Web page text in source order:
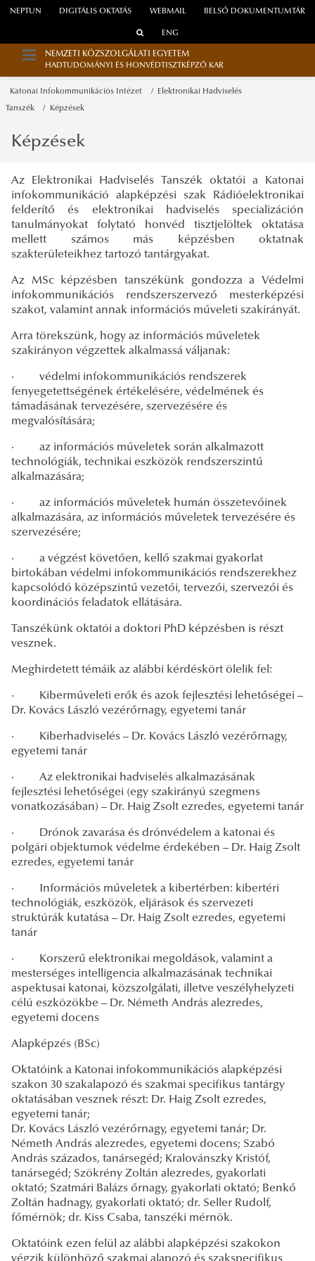
WEBMAIL
NEPTUN DIGITÁLIS OKTATÁS BELSŐ DOKUMENTUMTÁR
ENG
NEMZETI KÖZSZOLGÁLATI EGYETEM
HADTUDOMÁNYI ÉS HONVÉDTISZTKÉPZŐ KAR
Katonai Infokommunikációs Intézet Elektronikai Hadviselés
Tanszék Képzések
Képzések
Az Elektronikai Hadviselés Tanszék oktatói a Katonai
infokommunikáció alapképzési szak Rádióelektronikai
felderítő és elektronikai hadviselés specializáción
tanulmányokat folytató honvéd tisztjelöltek oktatása
mellett számos más képzésben oktatnak
szakterületeikhez tartozó tantárgyakat.
Az MSc képzésben tanszékünk gondozza a Védelmi
infokommunikációs rendszerszervező mesterképzési
szakot, valamint annak információs műveleti szakirányát.
Arra törekszünk, hogy az információs műveletek
szakirányon végzettek alkalmassá váljanak:
· védelmi infokommunikációs rendszerek
fenyegetettségének értékelésére, védelmének és
támadásának tervezésére, szervezésére és
megvalósítására;
· az információs műveletek során alkalmazott
technológiák, technikai eszközök rendszerszintű
alkalmazására;
· az információs műveletek humán összetevőinek
alkalmazására, az információs műveletek tervezésére és
szervezésére;
· a végzést követően, kellő szakmai gyakorlat
birtokában védelmi infokommunikációs rendszerekhez
kapcsolódó középszintű vezetői, tervezői, szervezői és
koordinációs feladatok ellátására.
Tanszékünk oktatói a doktori PhD képzésben is részt
vesznek.
Meghirdetett témáik az alábbi kérdéskört ölelik fel:
· Kiberműveleti erők és azok fejlesztési lehetőségei –
Dr. Kovács László vezérőrnagy, egyetemi tanár
· Kiberhadviselés – Dr. Kovács László vezérőrnagy,
egyetemi tanár
· Az elektronikai hadviselés alkalmazásának
fejlesztési lehetőségei (egy szakirányú szegmens
vonatkozásában) – Dr. Haig Zsolt ezredes, egyetemi tanár
· Drónok zavarása és drónvédelem a katonai és
polgári objektumok védelme érdekében – Dr. Haig Zsolt
ezredes, egyetemi tanár
· Információs műveletek a kibertérben: kibertéri
technológiák, eszközök, eljárások és szervezeti
struktúrák kutatása – Dr. Haig Zsolt ezredes, egyetemi
tanár
· Korszerű elektronikai megoldások, valamint a
mesterséges intelligencia alkalmazásának technikai
aspektusai katonai, közszolgálati, illetve veszélyhelyzeti
célú eszközökbe – Dr. Németh András alezredes,
egyetemi docens
Alapképzés (BSc)
Oktatóink a Katonai infokommunikációs alapképzési
szakon 30 szakalapozó és szakmai specifikus tantárgy
oktatásában vesznek részt: Dr. Haig Zsolt ezredes,
egyetemi tanár;
Dr. Kovács László vezérőrnagy, egyetemi tanár; Dr.
Németh András alezredes, egyetemi docens; Szabó
András százados, tanársegéd; Kralovánszky Kristóf,
tanársegéd; Szökrény Zoltán alezredes, gyakorlati
oktató; Szatmári Balázs őrnagy, gyakorlati oktató; Benkő
Zoltán hadnagy, gyakorlati oktató; dr. Seller Rudolf,
főmérnök; dr. Kiss Csaba, tanszéki mérnök.
Oktatóink ezen felül az alábbi alapképzési szakokon
végzik különböző szakmai alapozó és szakspecifikus